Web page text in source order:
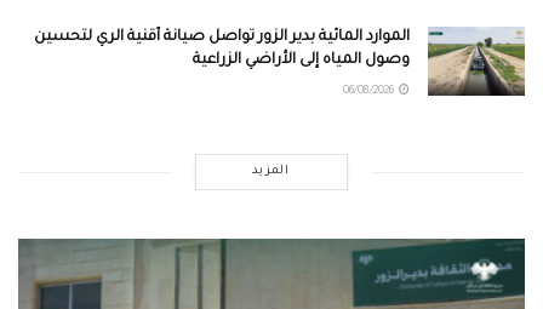
الموارد المائية بدير الزور تواصل صيانة أقنية الري لتحسين
وصول المياه إلى الأراضي الزراعية
المزيد